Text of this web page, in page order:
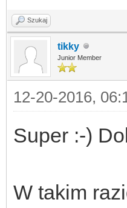
Szukaj
tikky
Junior Member
12-20-2016,
Super :-)
W takim